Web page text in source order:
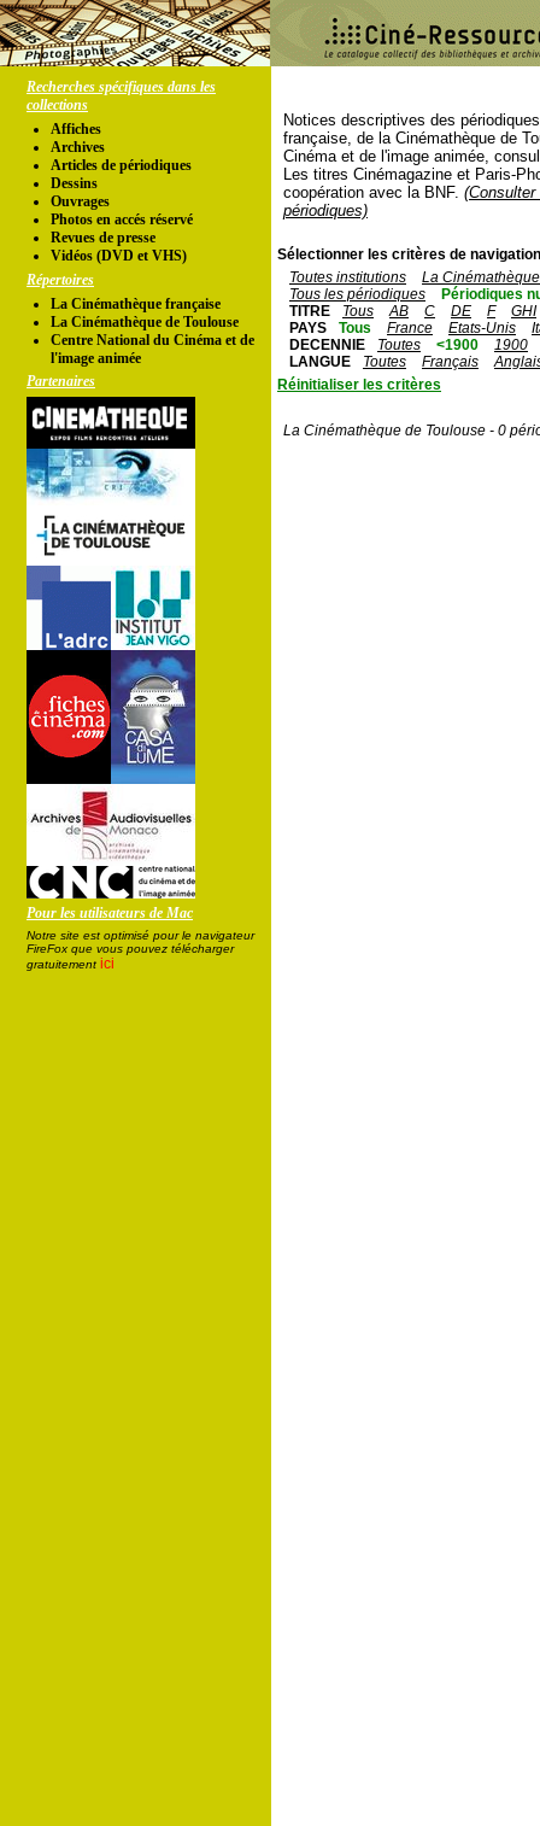
Recherches spécifiques dans les
collections
Affiches
Archives
Articles de périodiques
Dessins
Ouvrages
Photos en accés réservé
Revues de presse
Vidéos (DVD et VHS)
Répertoires
La Cinémathèque française
La Cinémathèque de Toulouse
Centre National du Cinéma et de
l'image animée
Partenaires
Pour les utilisateurs de Mac
Notre site est optimisé pour le navigateur
FireFox que vous pouvez télécharger
gratuitement ici
Notices descriptives des
française, de la Cinémathèque de
Cinéma et de l'image animée,
Les titres Cinémagazine et Paris-
coopération avec la BNF.
périodiques)
Sélectionner les critères de
Toutes institutions
La
Tous les périodiques
Périodiques
TITRE
Tous AB C DE F
GHI
PAYS
Tous France Etats-Unis
DECENNIE
Toutes <1900
1900
LANGUE
Toutes Français
Réinitialiser les critères
La Cinémathèque de Toulouse - 0